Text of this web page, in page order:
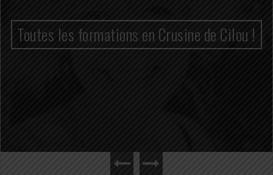
Toutes les formations en Crusine de Cilou !